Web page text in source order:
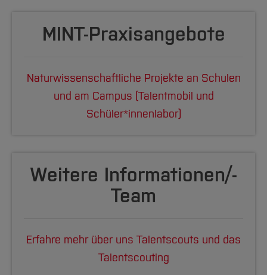
MINT-Praxisangebote
Naturwissenschaftliche Projekte an Schulen
und am Campus (Talentmobil und
Schüler*innenlabor)
Weitere Informa­tionen/­
Team
Erfahre mehr über uns Talentscouts und das
Talentscouting